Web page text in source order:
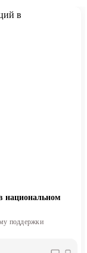
национальном
поддержки